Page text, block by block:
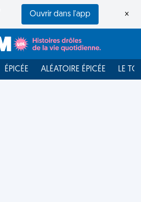
Ouvrir dans l'app ×
ÉPICÉE ALÉATOIRE ÉPICÉE LE